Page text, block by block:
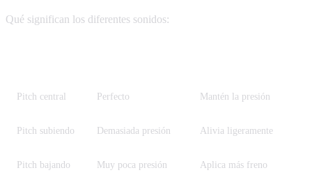
Qué significan los diferentes sonidos:
Pitch central Perfecto Mantén la presión
Pitch subiendo Demasiada presión Alivia ligeramente
Pitch bajando Muy poca presión Aplica más freno